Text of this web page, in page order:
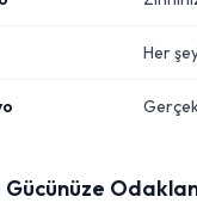
Her
Gücünüze